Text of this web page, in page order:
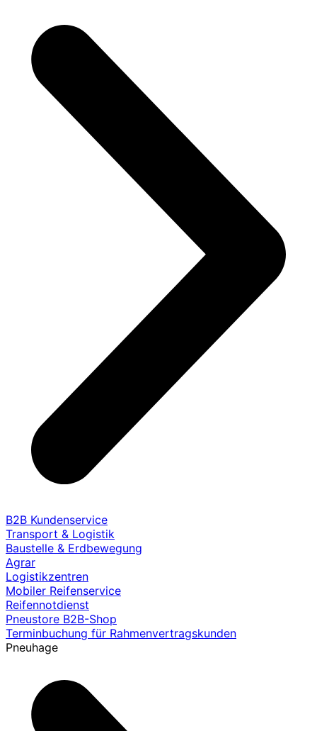
B2B Kundenservice
Transport & Logistik
Baustelle & Erdbewegung
Agrar
Logistikzentren
Mobiler Reifenservice
Reifennotdienst
Pneustore B2B-Shop
Terminbuchung für Rahmenvertragskunden
Pneuhage